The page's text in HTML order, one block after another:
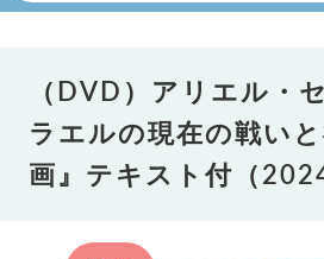
（DVD）アリエル・
ラエルの現在の戦い
画』テキスト付（